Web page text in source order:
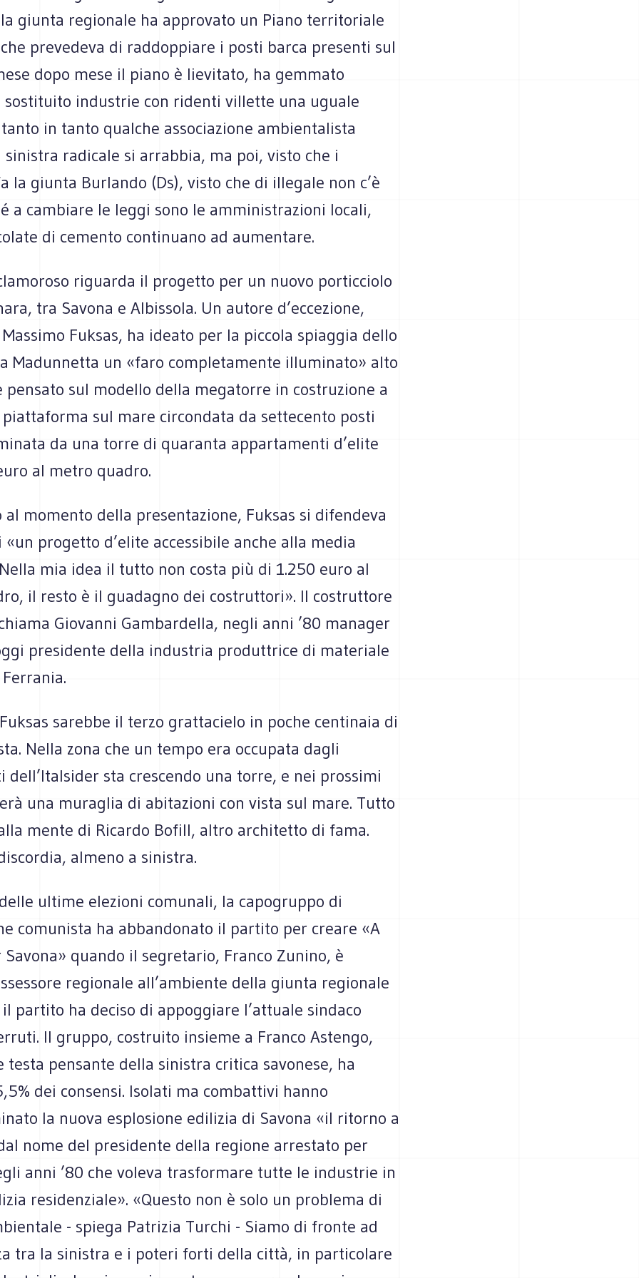
giunta regionale ha approvato un Piano territoriale
prevedeva di raddoppiare i posti barca presenti sul
dopo mese il piano è lievitato, ha gemmato
sostituito industrie con ridenti villette una uguale
in tanto qualche associazione ambientalista
radicale si arrabbia, ma poi, visto che i
la giunta Burlando (Ds), visto che di illegale non c’è
a cambiare le leggi sono le amministrazioni locali,
di cemento continuano ad aumentare.
riguarda il progetto per un nuovo porticciolo
tra Savona e Albissola. Un autore d’eccezione,
Fuksas, ha ideato per la piccola spiaggia dello
Madunnetta un «faro completamente illuminato» alto
pensato sul modello della megatorre in costruzione a
piattaforma sul mare circondata da settecento posti
da una torre di quaranta appartamenti d’elite
al metro quadro.
momento della presentazione, Fuksas si difendeva
progetto d’elite accessibile anche alla media
mia idea il tutto non costa più di 1.250 euro al
il resto è il guadagno dei costruttori». Il costruttore
Giovanni Gambardella, negli anni ’80 manager
presidente della industria produttrice di materiale
sarebbe il terzo grattacielo in poche centinaia di
Nella zona che un tempo era occupata dagli
dell’Italsider sta crescendo una torre, e nei prossimi
una muraglia di abitazioni con vista sul mare. Tutto
mente di Ricardo Bofill, altro architetto di fama.
almeno a sinistra.
ultime elezioni comunali, la capogruppo di
comunista ha abbandonato il partito per creare «A
quando il segretario, Franco Zunino, è
regionale all’ambiente della giunta regionale
partito ha deciso di appoggiare l’attuale sindaco
Il gruppo, costruito insieme a Franco Astengo,
testa pensante della sinistra critica savonese, ha
dei consensi. Isolati ma combattivi hanno
la nuova esplosione edilizia di Savona «il ritorno a
nome del presidente della regione arrestato per
anni ’80 che voleva trasformare tutte le industrie in
residenziale». «Questo non è solo un problema di
- spiega Patrizia Turchi - Siamo di fronte ad
tra la sinistra e i poteri forti della città, in particolare